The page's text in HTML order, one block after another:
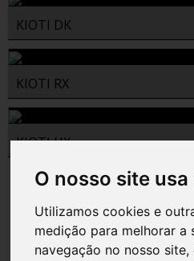
O nosso site
Utilizamos cookies e
medição para melhorar a
navegação no nosso
KIOTI DK
KIOTI RX
KIOTI HX